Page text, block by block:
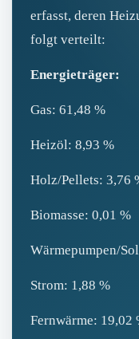
erfasst, deren
folgt verteilt:
Energieträger:
Gas: 61,48 %
Heizöl: 8,93 %
Holz/Pellets: 3,76
Biomasse: 0,01 %
Wärmepumpen/
Strom: 1,88 %
Fernwärme: 19,02